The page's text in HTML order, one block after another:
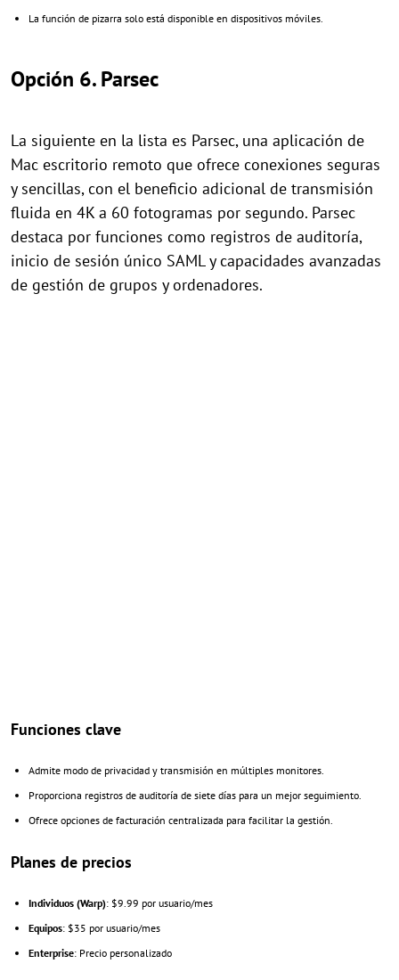
La función de pizarra solo está disponible en dispositivos móviles.
Opción 6. Parsec
La siguiente en la lista es Parsec, una aplicación de
Mac escritorio remoto que ofrece conexiones seguras
y sencillas, con el beneficio adicional de transmisión
fluida en 4K a 60 fotogramas por segundo. Parsec
destaca por funciones como registros de auditoría,
inicio de sesión único SAML y capacidades avanzadas
de gestión de grupos y ordenadores.
Funciones clave
Admite modo de privacidad y transmisión en múltiples monitores.
Proporciona registros de auditoría de siete días para un mejor seguimiento.
Ofrece opciones de facturación centralizada para facilitar la gestión.
Planes de precios
Individuos (Warp): $9.99 por usuario/mes
Equipos: $35 por usuario/mes
Enterprise: Precio personalizado